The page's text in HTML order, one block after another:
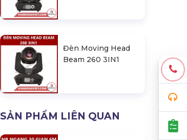
Đèn Moving Head
Beam 260 3IN1
SẢN PHẨM LIÊN QUAN